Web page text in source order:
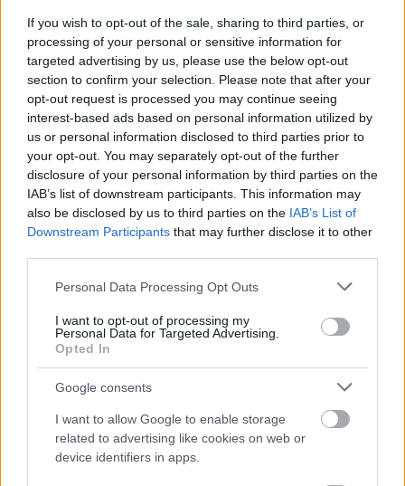
If you wish to opt-out of the sale, sharing to third parties, or
processing of your personal or sensitive information for
targeted advertising by us, please use the below opt-out
section to confirm your selection. Please note that after your
opt-out request is processed you may continue seeing
interest-based ads based on personal information utilized by
us or personal information disclosed to third parties prior to
your opt-out. You may separately opt-out of the further
disclosure of your personal information by third parties on the
IAB’s list of downstream participants. This information may
also be disclosed by us to third parties on the IAB’s List of
Downstream Participants that may further disclose it to other
Please note that this website/app uses one or more Google
not limited to your visit or usage behaviour. You may click to
grant or deny consent to Google and its third-party tags to
use your data for below specified purposes in below Google
Personal Data Processing Opt Outs
I want to opt-out of processing my
Personal Data for Targeted Advertising.
Opted In
Google consents
I want to allow Google to enable storage
related to advertising like cookies on web or
device identifiers in apps.